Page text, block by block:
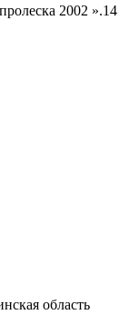
2002 ».14
область